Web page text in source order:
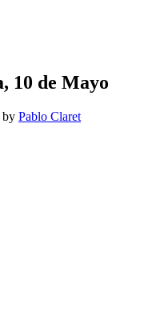
10 de Mayo
by Pablo Claret